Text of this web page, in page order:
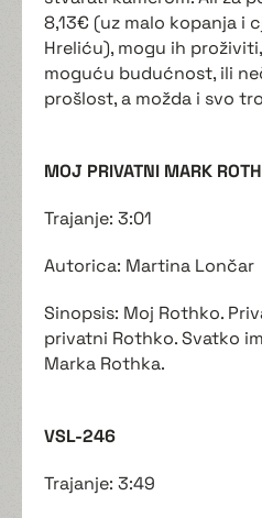
8,13€ (uz malo kopanja i
Hreliću), mogu ih
moguću budućnost, ili
prošlost, a možda i svo
MOJ PRIVATNI MARK
Trajanje: 3:01
Autorica: Martina Lončar
Sinopsis: Moj Rothko.
privatni Rothko. Svatko
Marka Rothka.
VSL-246
Trajanje: 3:49